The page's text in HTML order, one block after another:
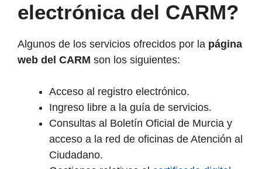
electrónica del CARM?
Algunos de los servicios ofrecidos por la página
web del CARM son los siguientes:
Acceso al registro electrónico.
Ingreso libre a la guía de servicios.
Consultas al Boletín Oficial de Murcia y
acceso a la red de oficinas de Atención al
Ciudadano.